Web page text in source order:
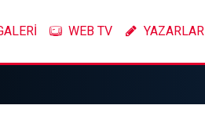
WEB TV YAZARLAR